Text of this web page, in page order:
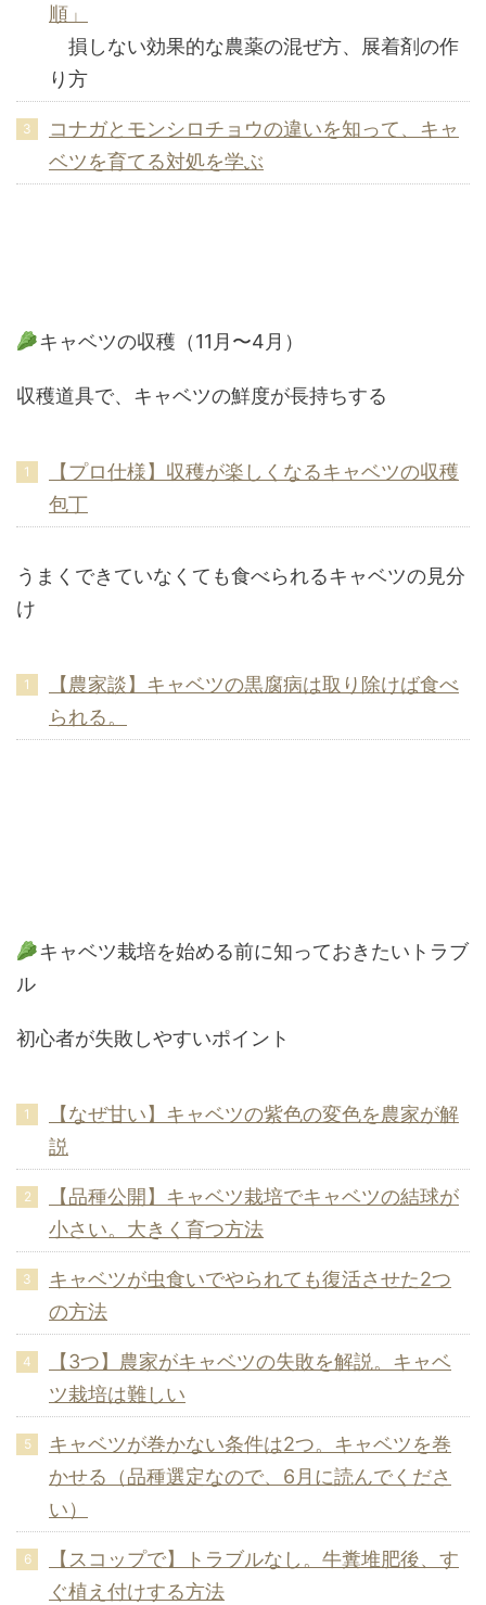
順」
損しない効果的な農薬の混ぜ方、展着剤の作
り方
コナガとモンシロチョウの違いを知って、キャ
ベツを育てる対処を学ぶ
キャベツの収穫（11月〜4月）
収穫道具で、キャベツの鮮度が長持ちする
【プロ仕様】収穫が楽しくなるキャベツの収穫
包丁
うまくできていなくても食べられるキャベツの見分
け
【農家談】キャベツの黒腐病は取り除けば食べ
られる。
キャベツ栽培を始める前に知っておきたいトラブ
ル
初心者が失敗しやすいポイント
【なぜ甘い】キャベツの紫色の変色を農家が解
説
【品種公開】キャベツ栽培でキャベツの結球が
小さい。大きく育つ方法
キャベツが虫食いでやられても復活させた2つ
の方法
【3つ】農家がキャベツの失敗を解説。キャベ
ツ栽培は難しい
キャベツが巻かない条件は2つ。キャベツを巻
かせる（品種選定なので、6月に読んでくださ
い）
【スコップで】トラブルなし。牛糞堆肥後、す
ぐ植え付けする方法